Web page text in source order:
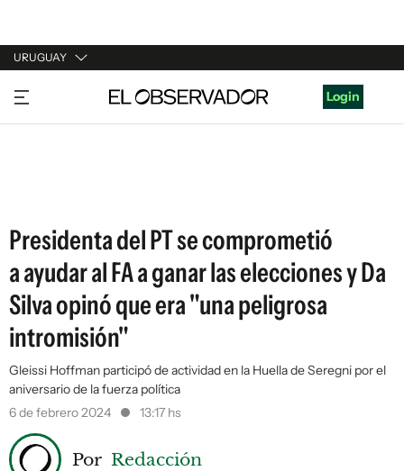
URUGUAY
URUGUAY
ARGENTINA
Login
Presidenta del PT se comprometió
a ayudar al FA a ganar las elecciones y Da
Silva opinó que era "una peligrosa
intromisión"
Gleissi Hoffman participó de actividad en la Huella de Seregni por el
aniversario de la fuerza política
6 de febrero 2024
13:17 hs
Por Redacción